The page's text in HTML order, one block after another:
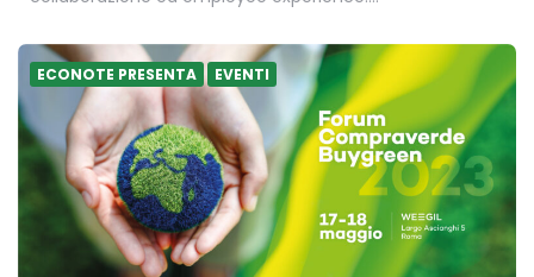
ECONOTE PRESENTA EVENTI